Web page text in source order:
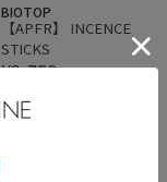
BIOTOP
【APFR】 INCENCE
STICKS
¥2,750